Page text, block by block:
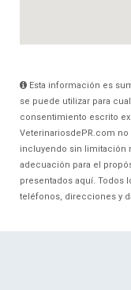
Esta información es
se puede utilizar para
consentimiento escrito
VeterinariosdePR.com
incluyendo sin limitación
adecuación para el
presentados aquí. Todos
teléfonos, direcciones y